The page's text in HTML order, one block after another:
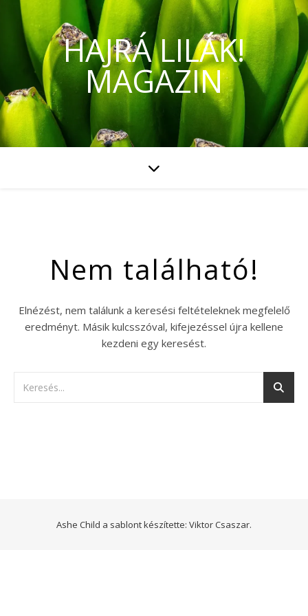
HAJRÁ LILÁK!
MAGAZIN
Nem található!
Elnézést, nem találunk a keresési feltételeknek megfelelő
eredményt. Másik kulcsszóval, kifejezéssel újra kellene
kezdeni egy keresést.
Ashe Child a sablont készítette: Viktor Csaszar.